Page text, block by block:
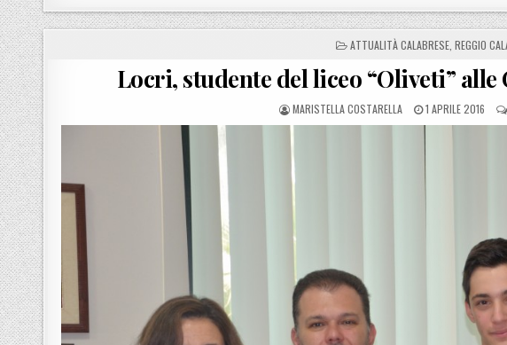
POSTED IN
ATTUALITÀ CALABRESE ,REGGIO
Locri, studente del liceo “Oliveti”
POSTED BY
MARISTELLA COSTARELLA POSTED ON
1 APRILE 2016